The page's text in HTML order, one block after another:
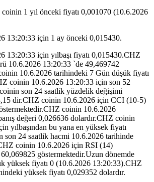
1 yıl önceki fiyatı 0,001070 (10.6.2026
13:20:33 için 1 ay önceki 0,015430.
13:20:33 için yılbaşı fiyatı 0,015430.CHZ
10.6.2026 13:20:33 `de 49,469742
10.6.2026 tarihindeki 7 Gün düşük fiyatı
coinin 10.6.2026 13:20:33 için son 52
son 24 saatlik yüzdelik değişimi
dir.CHZ coinin 10.6.2026 için CCI (10-5)
coinin 10.6.2026
değeri 0,026636 dolardır.CHZ coinin
yılbaşından bu yana en yüksek fiyatı
son 24 saatlik hacmi 10.6.2026 tarihinde
coinin 10.6.2026 için RSI (14)
göstermektedir.Uzun dönemde
yüksek fiyatı 0 (10.6.2026 13:20:33).CHZ
yüksek fiyatı 0,029352 dolardır.